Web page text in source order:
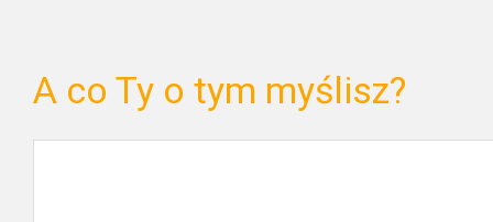
A co Ty o tym myślisz?